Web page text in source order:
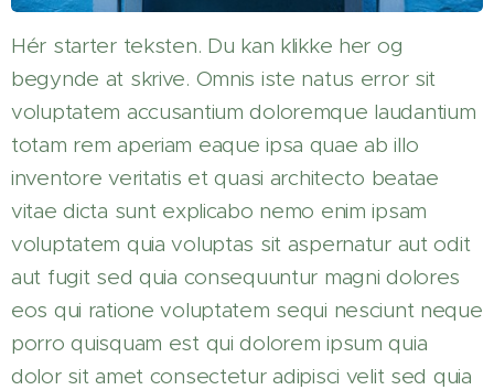
Hér starter teksten. Du kan klikke her og
begynde at skrive. Omnis iste natus error sit
voluptatem accusantium doloremque laudantium
totam rem aperiam eaque ipsa quae ab illo
inventore veritatis et quasi architecto beatae
vitae dicta sunt explicabo nemo enim ipsam
voluptatem quia voluptas sit aspernatur aut odit
aut fugit sed quia consequuntur magni dolores
eos qui ratione voluptatem sequi nesciunt neque
porro quisquam est qui dolorem ipsum quia
dolor sit amet consectetur adipisci velit sed quia